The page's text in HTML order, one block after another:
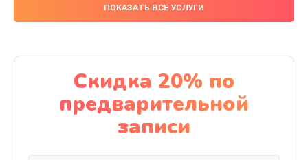
Комплексная чистка
Заказать
Замена дисплея (экрана)
2000 руб.
Заказать
ПОКАЗАТЬ ВСЕ УСЛУГИ
Скидка 20% по
предварительной
записи